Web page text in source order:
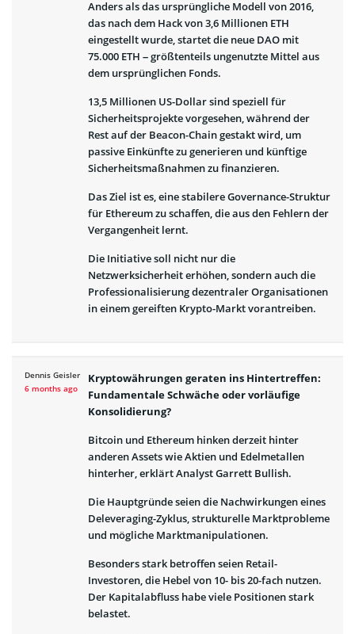
Anders als das ursprüngliche Modell von 2016,
das nach dem Hack von 3,6 Millionen ETH
eingestellt wurde, startet die neue DAO mit
75.000 ETH – größtenteils ungenutzte Mittel aus
dem ursprünglichen Fonds.
13,5 Millionen US-Dollar sind speziell für
Sicherheitsprojekte vorgesehen, während der
Rest auf der Beacon-Chain gestakt wird, um
passive Einkünfte zu generieren und künftige
Sicherheitsmaßnahmen zu finanzieren.
Das Ziel ist es, eine stabilere Governance-Struktur
für Ethereum zu schaffen, die aus den Fehlern der
Vergangenheit lernt.
Die Initiative soll nicht nur die
Netzwerksicherheit erhöhen, sondern auch die
Professionalisierung dezentraler Organisationen
in einem gereiften Krypto-Markt vorantreiben.
Dennis Geisler
6 months ago
Kryptowährungen geraten ins Hintertreffen:
Fundamentale Schwäche oder vorläufige
Konsolidierung?
Bitcoin und Ethereum hinken derzeit hinter
anderen Assets wie Aktien und Edelmetallen
hinterher, erklärt Analyst Garrett Bullish.
Die Hauptgründe seien die Nachwirkungen eines
Deleveraging-Zyklus, strukturelle Marktprobleme
und mögliche Marktmanipulationen.
Besonders stark betroffen seien Retail-
Investoren, die Hebel von 10- bis 20-fach nutzen.
Der Kapitalabfluss habe viele Positionen stark
belastet.